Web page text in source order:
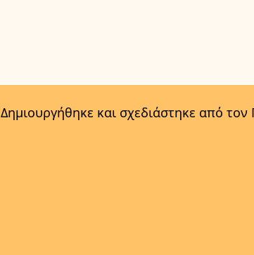
Δημιουργήθηκε και σχεδιάστηκε από